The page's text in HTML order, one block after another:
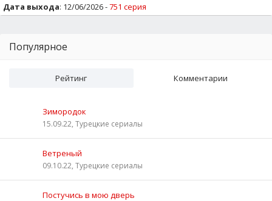
Дата выхода: 12/06/2026 -751 серия
Популярное
Рейтинг Комментарии
Зимородок
15.09.22, Турецкие сериалы
Ветреный
09.10.22, Турецкие сериалы
Постучись в мою дверь